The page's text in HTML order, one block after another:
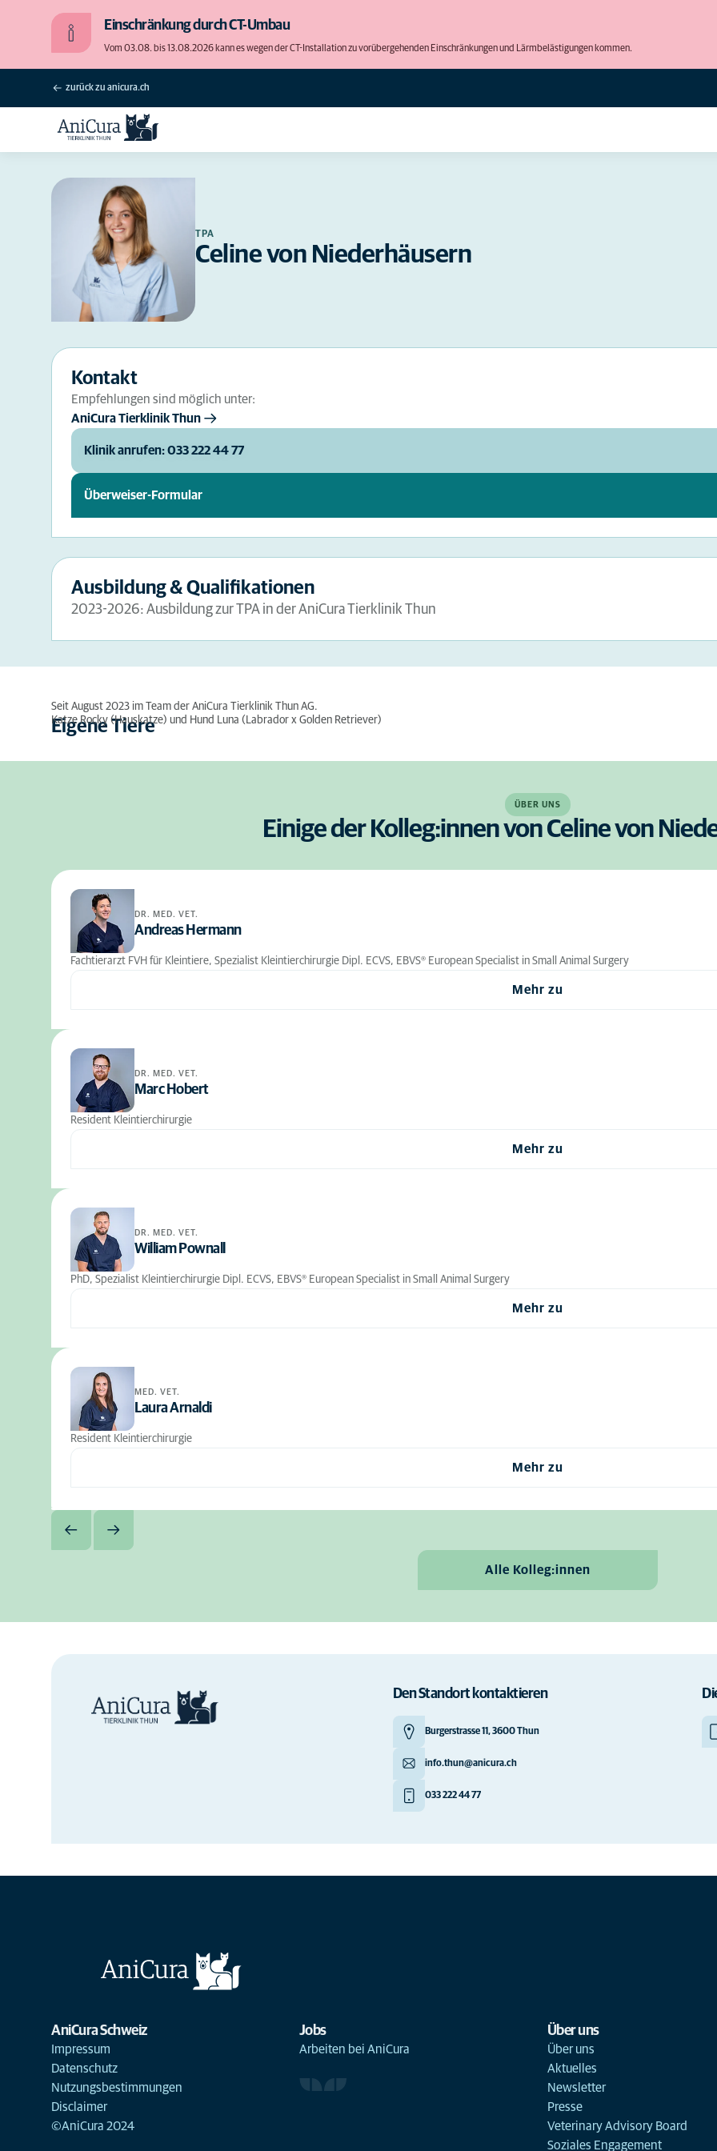
Einschränkung durch CT-Umbau
Vom 03.08. bis 13.08.2026 kann es wegen der CT-Installation zu vorübergehenden Einschränkungen und Lärmbelästigungen kommen.
zurück zu anicura.ch
TPA
Celine von Niederhäusern
Kontakt
Empfehlungen sind möglich unter:
AniCura Tierklinik Thun
Klinik anrufen: 033 222 44 77
Überweiser-Formular
Ausbildung & Qualifikationen
2023-2026: Ausbildung zur TPA in der AniCura Tierklinik Thun
Seit August 2023 im Team der AniCura Tierklinik Thun AG.
Eigene Tiere
Katze Rocky (Hauskatze) und Hund Luna (Labrador x Golden Retriever)
ÜBER UNS
Einige der Kolleg:innen von Celine von
DR. MED. VET.
Andreas Hermann
Fachtierarzt FVH für Kleintiere, Spezialist Kleintierchirurgie Dipl. ECVS, EBVS® European Specialist in Small Animal Surgery
Mehr zu
DR. MED. VET.
Marc Hobert
Resident Kleintierchirurgie
Mehr zu
DR. MED. VET.
William Pownall
PhD, Spezialist Kleintierchirurgie Dipl. ECVS, EBVS® European Specialist in Small Animal Surgery
Mehr zu
MED. VET.
Laura Arnaldi
Resident Kleintierchirurgie
Mehr zu
Alle Kolleg:innen
Den Standort kontaktieren
Burgerstrasse 11, 3600 Thun
info.thun@anicura.ch
033 222 44 77
AniCura Schweiz
Impressum
Datenschutz
Nutzungsbestimmungen
Disclaimer
©AniCura 2024
Jobs
Arbeiten bei AniCura
Über uns
Über uns
Aktuelles
Newsletter
Presse
Veterinary Advisory Board
Soziales Engagement